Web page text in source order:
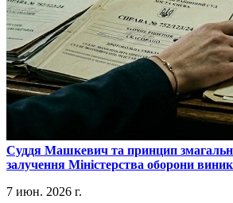
​Суддя Машкевич та принцип
залучення Міністерства оборони
7 июн. 2026 г.